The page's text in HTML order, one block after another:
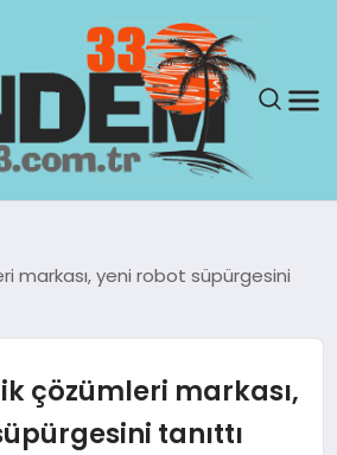
markası, yeni robot süpürgesini
çözümleri markası,
tanıttı